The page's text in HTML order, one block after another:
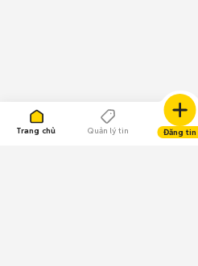
Trang chủ Quản lý tin Đăng tin